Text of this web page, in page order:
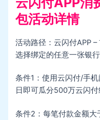
包活动详情
活动路径：云闪付APP –
选择绑定的任意一张银行
条件1：使用云闪付/手
日即可瓜分500万云闪付
条件2：每笔付款金额